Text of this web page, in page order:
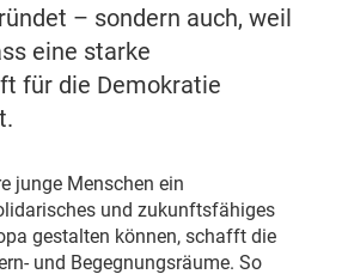
– sondern auch, weil
eine starke
für die Demokratie
junge Menschen ein
und zukunftsfähiges
gestalten können, schafft die
und Begegnungsräume. So